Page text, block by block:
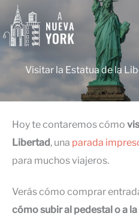
contenido
Visitar la Estatua de la
Hoy te contaremos cómo
Libertad, una parada
para muchos viajeros.
Verás cómo comprar
cómo subir al pedestal o a